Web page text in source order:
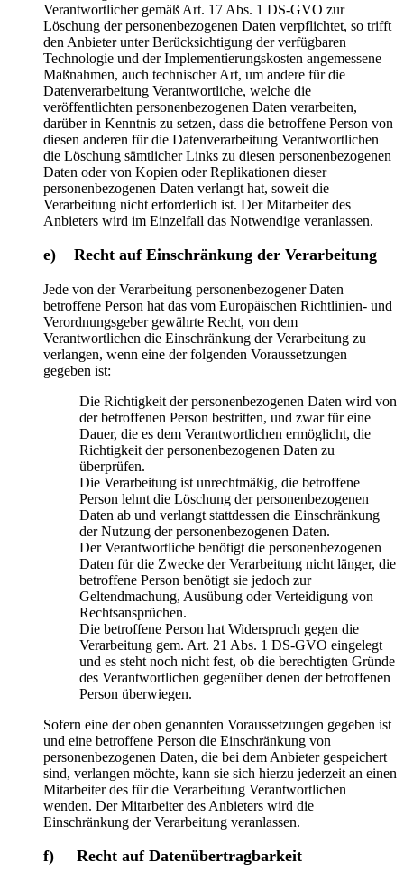
Verantwortlicher gemäß Art. 17 Abs. 1 DS-GVO zur
Löschung der personenbezogenen Daten verpflichtet, so trifft
den Anbieter unter Berücksichtigung der verfügbaren
Technologie und der Implementierungskosten angemessene
Maßnahmen, auch technischer Art, um andere für die
Datenverarbeitung Verantwortliche, welche die
veröffentlichten personenbezogenen Daten verarbeiten,
darüber in Kenntnis zu setzen, dass die betroffene Person von
diesen anderen für die Datenverarbeitung Verantwortlichen
die Löschung sämtlicher Links zu diesen personenbezogenen
Daten oder von Kopien oder Replikationen dieser
personenbezogenen Daten verlangt hat, soweit die
Verarbeitung nicht erforderlich ist. Der Mitarbeiter des
Anbieters wird im Einzelfall das Notwendige veranlassen.
e) Recht auf Einschränkung der Verarbeitung
Jede von der Verarbeitung personenbezogener Daten
betroffene Person hat das vom Europäischen Richtlinien- und
Verordnungsgeber gewährte Recht, von dem
Verantwortlichen die Einschränkung der Verarbeitung zu
verlangen, wenn eine der folgenden Voraussetzungen
gegeben ist:
Die Richtigkeit der personenbezogenen Daten wird von
der betroffenen Person bestritten, und zwar für eine
Dauer, die es dem Verantwortlichen ermöglicht, die
Richtigkeit der personenbezogenen Daten zu
überprüfen.
Die Verarbeitung ist unrechtmäßig, die betroffene
Person lehnt die Löschung der personenbezogenen
Daten ab und verlangt stattdessen die Einschränkung
der Nutzung der personenbezogenen Daten.
Der Verantwortliche benötigt die personenbezogenen
Daten für die Zwecke der Verarbeitung nicht länger, die
betroffene Person benötigt sie jedoch zur
Geltendmachung, Ausübung oder Verteidigung von
Rechtsansprüchen.
Die betroffene Person hat Widerspruch gegen die
Verarbeitung gem. Art. 21 Abs. 1 DS-GVO eingelegt
und es steht noch nicht fest, ob die berechtigten Gründe
des Verantwortlichen gegenüber denen der betroffenen
Person überwiegen.
Sofern eine der oben genannten Voraussetzungen gegeben ist
und eine betroffene Person die Einschränkung von
personenbezogenen Daten, die bei dem Anbieter gespeichert
sind, verlangen möchte, kann sie sich hierzu jederzeit an einen
Mitarbeiter des für die Verarbeitung Verantwortlichen
wenden. Der Mitarbeiter des Anbieters wird die
Einschränkung der Verarbeitung veranlassen.
f) Recht auf Datenübertragbarkeit